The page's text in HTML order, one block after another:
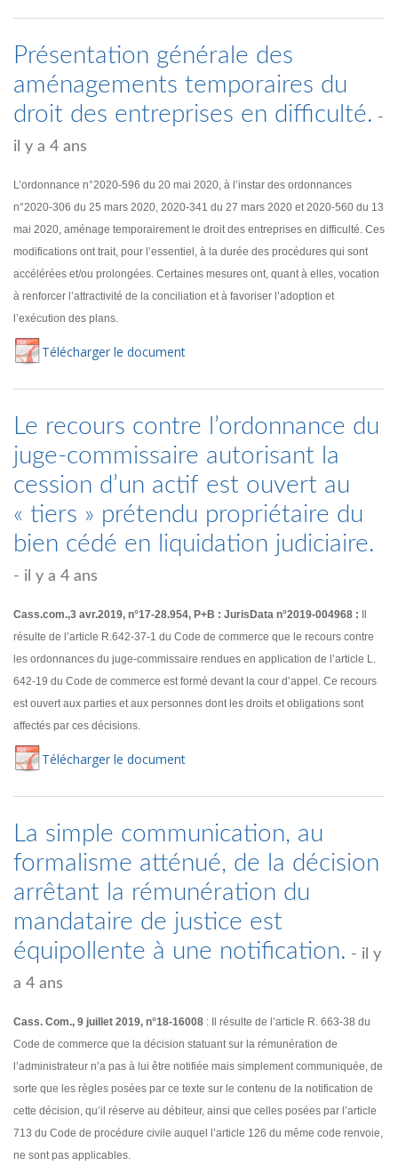
Présentation générale des
aménagements temporaires du
droit des entreprises en difficulté. -
il y a 4 ans
L’ordonnance n°2020-596 du 20 mai 2020, à l’instar des ordonnances
n°2020-306 du 25 mars 2020, 2020-341 du 27 mars 2020 et 2020-560 du 13
mai 2020, aménage temporairement le droit des entreprises en difficulté. Ces
modifications ont trait, pour l’essentiel, à la durée des procédures qui sont
accélérées et/ou prolongées. Certaines mesures ont, quant à elles, vocation
à renforcer l’attractivité de la conciliation et à favoriser l’adoption et
l’exécution des plans.
Télécharger le document
Le recours contre l’ordonnance du
juge-commissaire autorisant la
cession d’un actif est ouvert au
« tiers » prétendu propriétaire du
bien cédé en liquidation judiciaire.
- il y a 4 ans
Cass.com.,3 avr.2019, n°17-28.954, P+B : JurisData n°2019-004968 :
résulte de l’article R.642-37-1 du Code de commerce que le recours contre
les ordonnances du juge-commissaire rendues en application de l’article L.
642-19 du Code de commerce est formé devant la cour d’appel. Ce recours
est ouvert aux parties et aux personnes dont les droits et obligations sont
affectés par ces décisions.
Télécharger le document
La simple communication, au
formalisme atténué, de la décision
arrêtant la rémunération du
mandataire de justice est
équipollente à une notification. - il y
a 4 ans
Cass. Com., 9 juillet 2019, n°18-16008 : Il résulte de l’article R. 663-38 du
Code de commerce que la décision statuant sur la rémunération de
l’administrateur n’a pas à lui être notifiée mais simplement communiquée, de
sorte que les règles posées par ce texte sur le contenu de la notification de
cette décision, qu’il réserve au débiteur, ainsi que celles posées par l’article
713 du Code de procédure civile auquel l’article 126 du même code renvoie,
ne sont pas applicables.